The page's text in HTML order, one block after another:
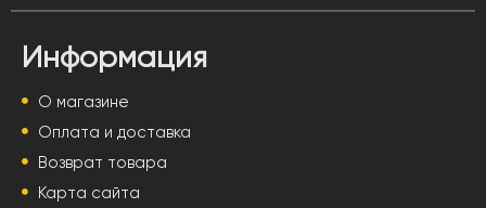
Информация
О магазине
Оплата и доставка
Возврат товара
Карта сайта